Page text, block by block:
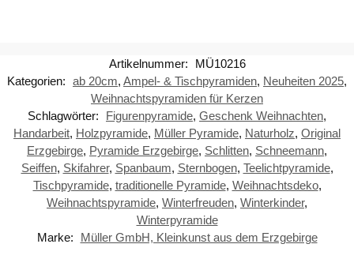
Artikelnummer:
MÜ10216
Kategorien: ab 20cm, Ampel- & Tischpyramiden, Neuheiten 2025,
Weihnachtspyramiden für Kerzen
Schlagwörter:
Figurenpyramide, Geschenk Weihnachten,
Handarbeit, Holzpyramide, Müller Pyramide, Naturholz, Original
Erzgebirge, Pyramide Erzgebirge, Schlitten, Schneemann,
Seiffen, Skifahrer, Spanbaum, Sternbogen, Teelichtpyramide,
Tischpyramide, traditionelle Pyramide, Weihnachtsdeko,
Weihnachtspyramide, Winterfreuden, Winterkinder,
Winterpyramide
Marke:
Müller GmbH, Kleinkunst aus dem Erzgebirge